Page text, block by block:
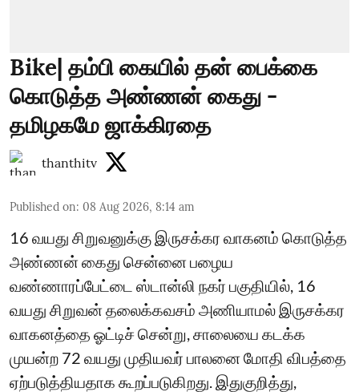
Bike| தம்பி கையில் தன் பைக்கை
கொடுத்த அண்ணன் கைது -
தமிழகமே ஜாக்கிரதை
thanthitv
Published on: 08 Aug 2026, 8:14 am
16 வயது சிறுவனுக்கு இருசக்கர வாகனம் கொடுத்த
அண்ணன் கைது சென்னை பழைய
வண்ணாரப்பேட்டை ஸ்டான்லி நகர் பகுதியில், 16
வயது சிறுவன் தலைக்கவசம் அணியாமல் இருசக்கர
வாகனத்தை ஓட்டிச் சென்று, சாலையை கடக்க
முயன்ற 72 வயது முதியவர் பாலனை மோதி விபத்தை
ஏற்படுத்தியதாக கூறப்படுகிறது. இதுகுறித்து,